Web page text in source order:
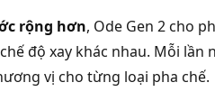
rộng hơn, Ode Gen 2 cho
độ xay khác nhau. Mỗi
vị cho từng loại pha chế.